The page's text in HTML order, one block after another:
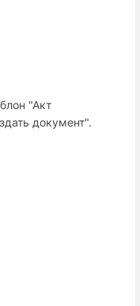
"Акт
документ".